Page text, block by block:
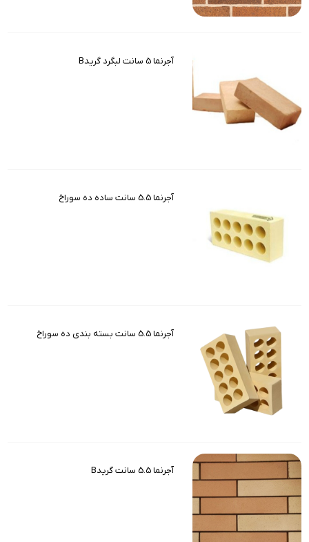
آجرنما 5 سانت لبگرد گریدB
آجرنما 5.5 سانت ساده ده سوراخ
آجرنما 5.5 سانت بسته بندی ده سوراخ
آجرنما 5.5 سانت گریدB